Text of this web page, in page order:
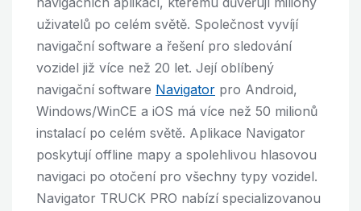
uživatelů po celém světě. Společnost vyvíjí
navigační software a řešení pro sledování
vozidel již více než 20 let. Její oblíbený
navigační software Navigator pro Android,
Windows/WinCE a iOS má více než 50 milionů
instalací po celém světě. Aplikace Navigator
poskytují offline mapy a spolehlivou hlasovou
navigaci po otočení pro všechny typy vozidel.
Navigator TRUCK PRO nabízí specializovanou